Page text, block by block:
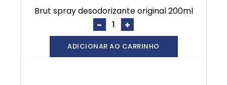
brut spray desodorizante original 200ml
- +
ADICIONAR AO CARRINHO